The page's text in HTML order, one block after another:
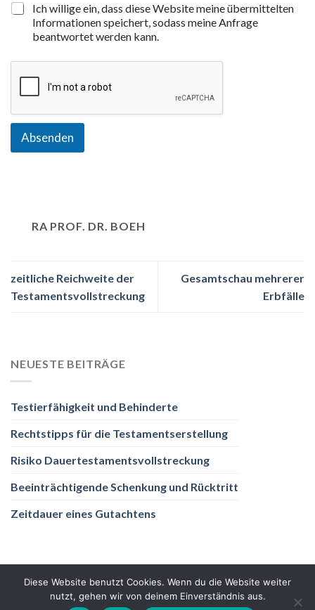
Ich willige ein, dass diese Website meine übermittelten
Informationen speichert, sodass meine Anfrage
beantwortet werden kann.
Absenden
RA PROF. DR. BOEH
zeitliche Reichweite der
Testamentsvollstreckung
Gesamtschau mehrerer
Erbfälle
NEUESTE BEITRÄGE
Testierfähigkeit und Behinderte
Rechtstipps für die Testamentserstellung
Risiko Dauertestamentsvollstreckung
Beeinträchtigende Schenkung und Rücktritt
Zeitdauer eines Gutachtens
DATENSCHUTZ IMPRESSUM
Diese Website benutzt Cookies. Wenn du die Website weiter
nutzt, gehen wir von deinem Einverständnis aus.